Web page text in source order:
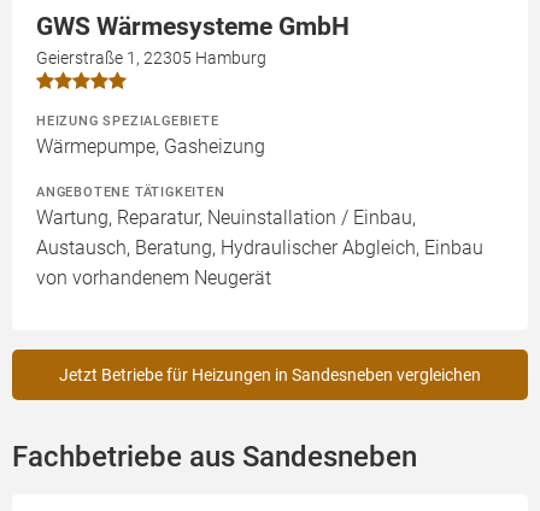
GWS Wärmesysteme GmbH
Geierstraße 1, 22305 Hamburg
HEIZUNG SPEZIALGEBIETE
Wärmepumpe, Gasheizung
ANGEBOTENE TÄTIGKEITEN
Wartung, Reparatur, Neuinstallation / Einbau,
Austausch, Beratung, Hydraulischer Abgleich, Einbau
von vorhandenem Neugerät
Jetzt Betriebe für Heizungen in Sandesneben vergleichen
Fachbetriebe aus Sandesneben